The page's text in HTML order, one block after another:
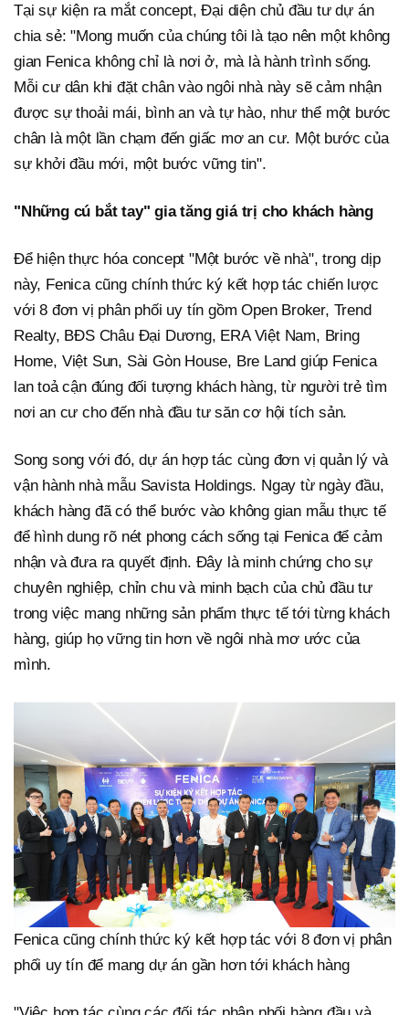
Tại sự kiện ra mắt concept, Đại diện chủ đầu tư dự án
chia sẻ: "Mong muốn của chúng tôi là tạo nên một không
gian Fenica không chỉ là nơi ở, mà là hành trình sống.
Mỗi cư dân khi đặt chân vào ngôi nhà này sẽ cảm nhận
được sự thoải mái, bình an và tự hào, như thể một bước
chân là một lần chạm đến giấc mơ an cư. Một bước của
sự khởi đầu mới, một bước vững tin".
"Những cú bắt tay" gia tăng giá trị cho khách hàng
Để hiện thực hóa concept "Một bước về nhà", trong dịp
này, Fenica cũng chính thức ký kết hợp tác chiến lược
với 8 đơn vị phân phối uy tín gồm Open Broker, Trend
Realty, BĐS Châu Đại Dương, ERA Việt Nam, Bring
Home, Việt Sun, Sài Gòn House, Bre Land giúp Fenica
lan toả cận đúng đối tượng khách hàng, từ người trẻ tìm
nơi an cư cho đến nhà đầu tư săn cơ hội tích sản.
Song song với đó, dự án hợp tác cùng đơn vị quản lý và
vận hành nhà mẫu Savista Holdings. Ngay từ ngày đầu,
khách hàng đã có thể bước vào không gian mẫu thực tế
để hình dung rõ nét phong cách sống tại Fenica để cảm
nhận và đưa ra quyết định. Đây là minh chứng cho sự
chuyên nghiệp, chỉn chu và minh bạch của chủ đầu tư
trong việc mang những sản phẩm thực tế tới từng khách
hàng, giúp họ vững tin hơn về ngôi nhà mơ ước của
mình.
Fenica cũng chính thức ký kết hợp tác với 8 đơn vị phân
phối uy tín để mang dự án gần hơn tới khách hàng